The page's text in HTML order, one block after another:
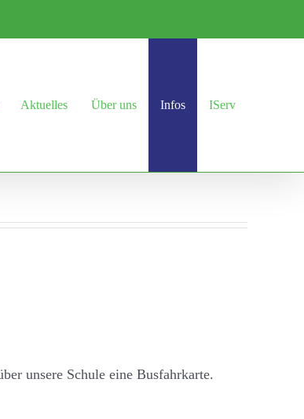
Aktuelles Über uns Infos IServ
unsere Schule eine Busfahrkarte.